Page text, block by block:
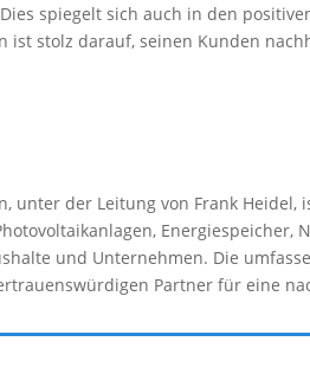
spiegelt sich auch in den
ist stolz darauf, seinen Kunden
unter der Leitung von Frank
und Unternehmen. Die
Partner für eine